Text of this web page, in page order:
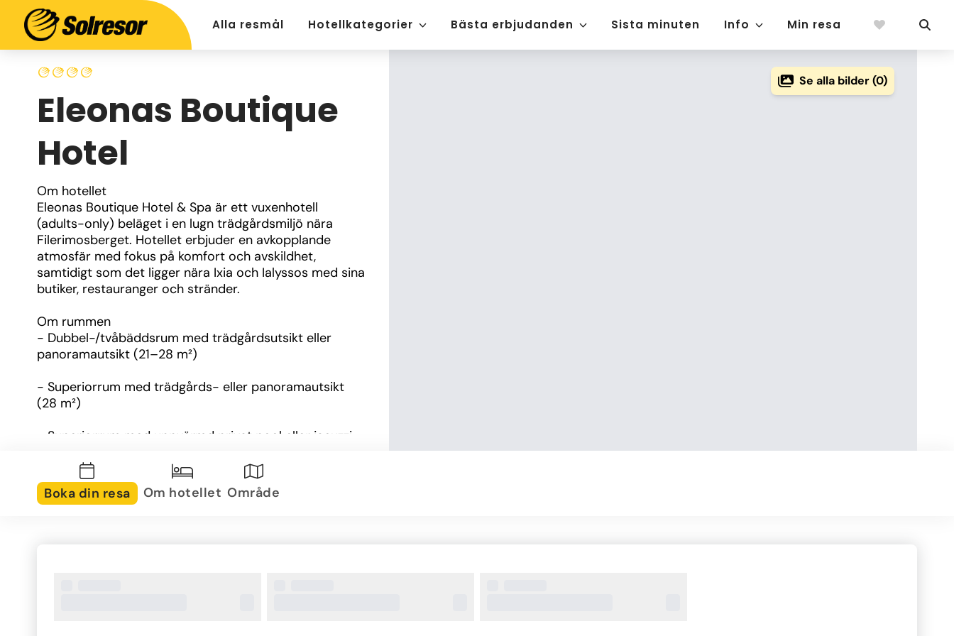
Alla resmål Hotellkategorier Bästa erbjudanden Sista minuten Info Min resa
Eleonas Boutique
Hotel
Om hotellet
Eleonas Boutique Hotel & Spa är ett vuxenhotell
(adults-only) beläget i en lugn trädgårdsmiljö nära
Filerimosberget. Hotellet erbjuder en avkopplande
atmosfär med fokus på komfort och avskildhet,
samtidigt som det ligger nära Ixia och Ialyssos med sina
butiker, restauranger och stränder.
Om rummen
- Dubbel-/tvåbäddsrum med trädgårdsutsikt eller
panoramautsikt (21–28 m²)
- Superiorrum med trädgårds- eller panoramautsikt
(28 m²)
- Superiorrum med uppvärmd privat pool eller jacuzzi
- Premiumrum med uppvärmd privat pool eller jacuzzi
och poolutsikt
Se alla bilder (0)
Boka din resa Om hotellet Område